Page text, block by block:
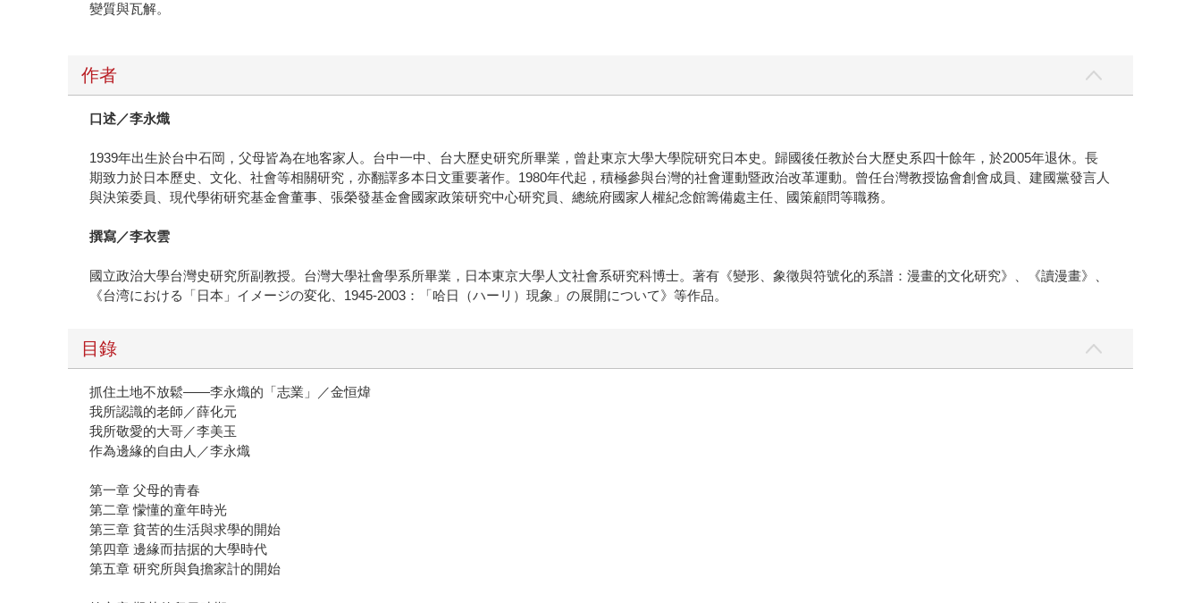
變質與瓦解。
作者
口述／李永熾
1939年出生於台中石岡，父母皆為在地客家人。台中一中、台大歷史研究所畢業，曾赴東京大學大學院研究日本史。歸國後任教於台大歷史系四十餘年，於2005年退休。長
期致力於日本歷史、文化、社會等相關研究，亦翻譯多本日文重要著作。1980年代起，積極參與台灣的社會運動暨政治改革運動。曾任台灣教授協會創會成員、建國黨發言人
與決策委員、現代學術研究基金會董事、張榮發基金會國家政策研究中心研究員、總統府國家人權紀念館籌備處主任、國策顧問等職務。
撰寫／李衣雲
國立政治大學台灣史研究所副教授。台灣大學社會學系所畢業，日本東京大學人文社會系研究科博士。著有《變形、象徵與符號化的系譜：漫畫的文化研究》、《讀漫畫》、
《台湾における「日本」イメージの変化、1945-2003：「哈日（ハーリ）現象」の展開について》等作品。
目錄
抓住土地不放鬆——李永熾的「志業」／金恒煒
我所認識的老師／薛化元
我所敬愛的大哥／李美玉
作為邊緣的自由人／李永熾
第一章 父母的青春
第二章 懞懂的童年時光
第三章 貧苦的生活與求學的開始
第四章 邊緣而拮据的大學時代
第五章 研究所與負擔家計的開始